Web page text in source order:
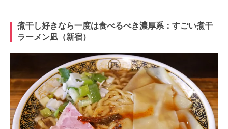
煮干し好きなら一度は食べるべき濃厚系：すごい煮干
ラーメン凪（新宿）